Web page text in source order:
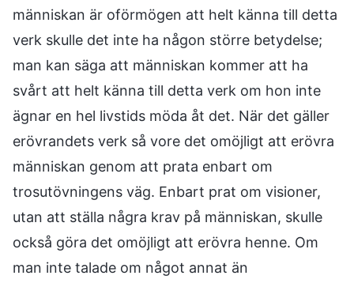
människan är oförmögen att helt känna till detta
verk skulle det inte ha någon större betydelse;
man kan säga att människan kommer att ha
svårt att helt känna till detta verk om hon inte
ägnar en hel livstids möda åt det. När det gäller
erövrandets verk så vore det omöjligt att erövra
människan genom att prata enbart om
trosutövningens väg. Enbart prat om visioner,
utan att ställa några krav på människan, skulle
också göra det omöjligt att erövra henne. Om
man inte talade om något annat än